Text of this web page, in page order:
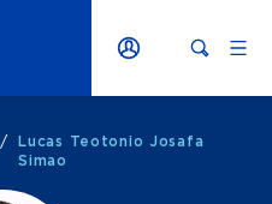
/
Lucas Teotonio Josafa
Simao